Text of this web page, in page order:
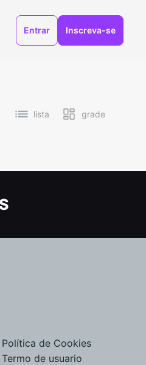
Entrar Inscreva-se
lista grade
Política de Cookies
Termo de usuario